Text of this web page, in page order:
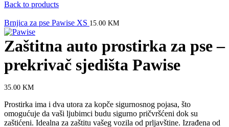
Back to products
Brnjica za pse Pawise XS 15.00 KM
Zaštitna auto prostirka za pse –
prekrivač sjedišta Pawise
35.00 KM
Prostirka ima i dva utora za kopče sigurnosnog pojasa, što
omogućuje da vaši ljubimci budu sigurno pričvršćeni dok su
zaštićeni. Idealna za zaštitu vašeg vozila od prljavštine. Izrađena od